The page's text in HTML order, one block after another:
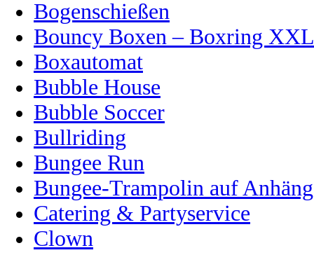
Bogenschießen
Bouncy Boxen – Boxring XXL
Boxautomat
Bubble House
Bubble Soccer
Bullriding
Bungee Run
Bungee-Trampolin auf
Catering & Partyservice
Clown